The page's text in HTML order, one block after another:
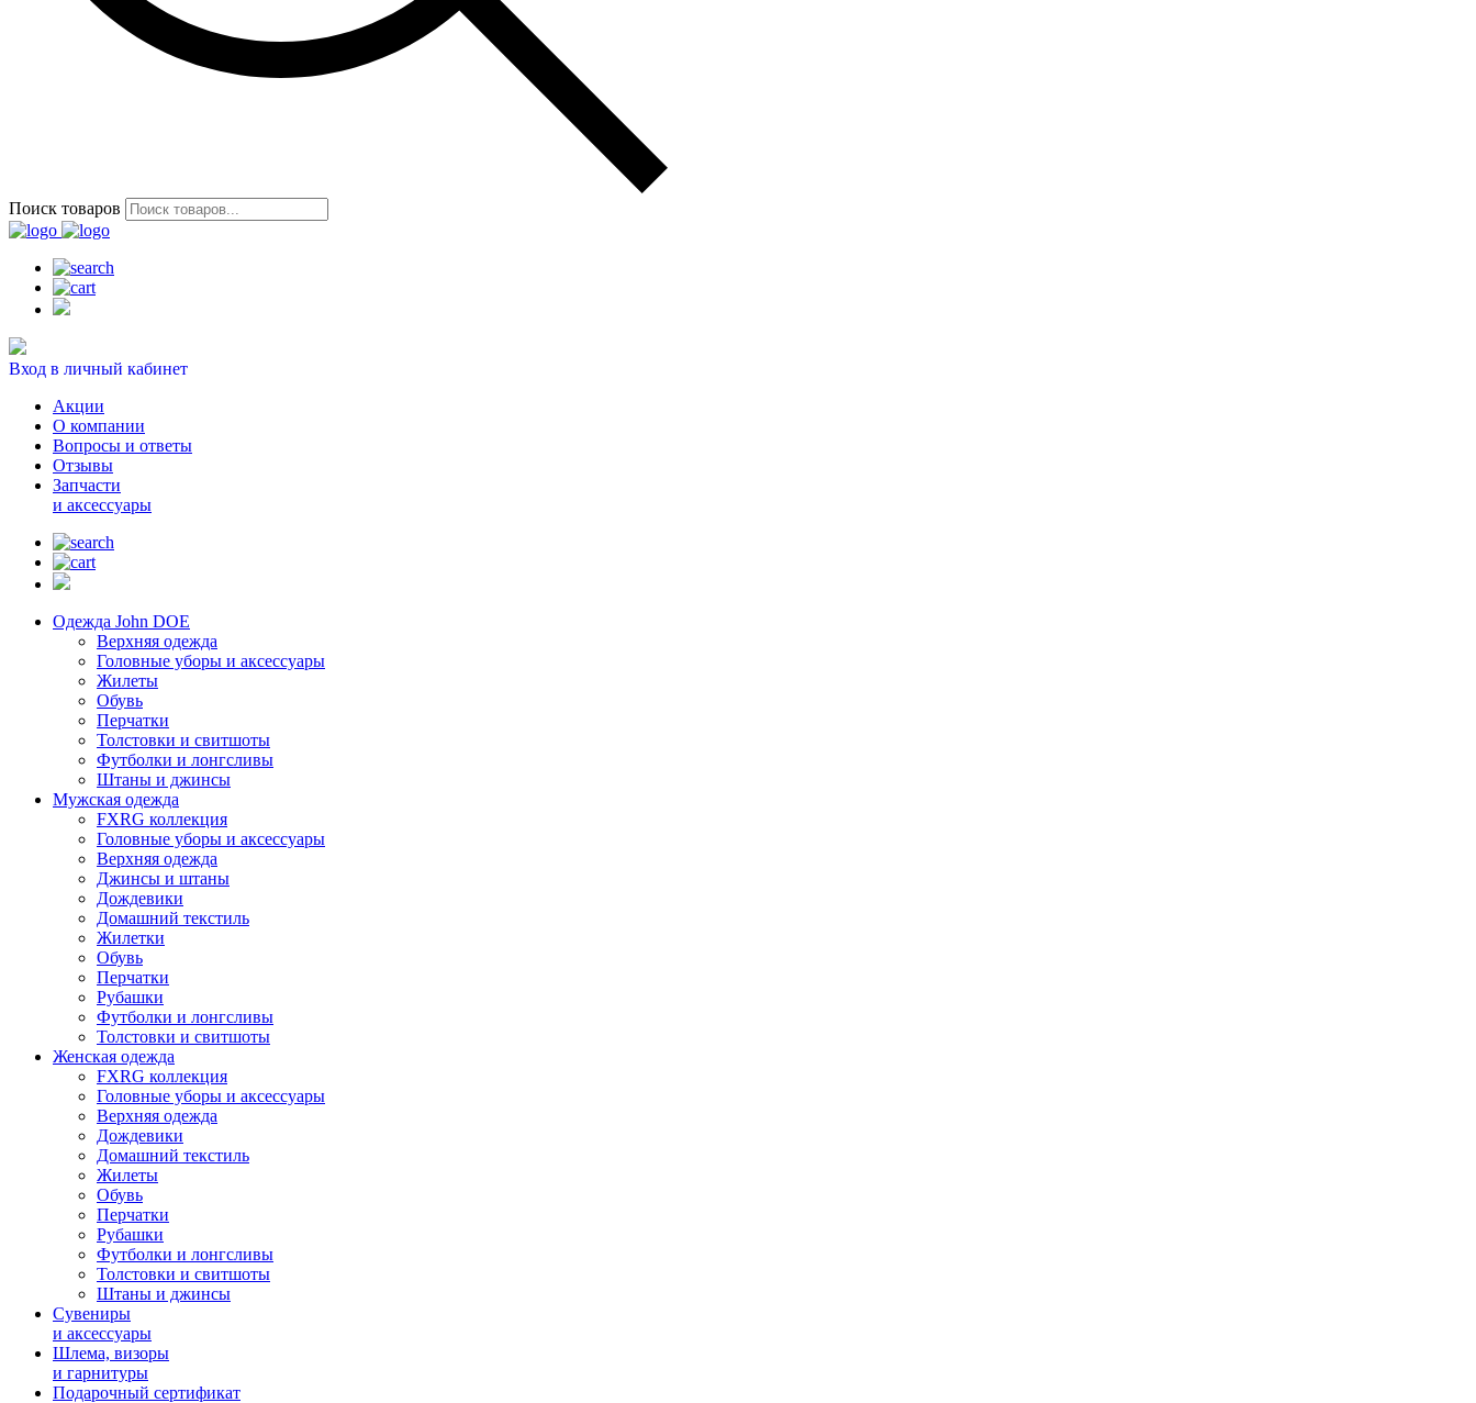
Поиск товаров
Вход в личный кабинет
Акции
О компании
Вопросы и ответы
Отзывы
Запчасти
и аксессуары
Одежда John DOE
Верхняя одежда
Головные уборы и аксессуары
Жилеты
Обувь
Перчатки
Толстовки и свитшоты
Футболки и лонгсливы
Штаны и джинсы
Мужская одежда
FXRG коллекция
Головные уборы и аксессуары
Верхняя одежда
Джинсы и штаны
Дождевики
Домашний текстиль
Жилетки
Обувь
Перчатки
Рубашки
Футболки и лонгсливы
Толстовки и свитшоты
Женская одежда
FXRG коллекция
Головные уборы и аксессуары
Верхняя одежда
Дождевики
Домашний текстиль
Жилеты
Обувь
Перчатки
Рубашки
Футболки и лонгсливы
Толстовки и свитшоты
Штаны и джинсы
Сувениры
и аксессуары
Шлема, визоры
и гарнитуры
Подарочный сертификат